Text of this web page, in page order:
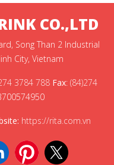
CO.,LTD
Song Than 2 Industrial
City, Vietnam
3784 788 Fax: (84)274
https://rita.com.vn